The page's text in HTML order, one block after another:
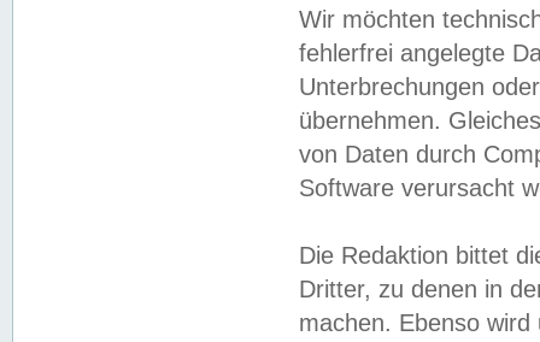
Wir möchten
fehlerfrei angelegte
Unterbrechungen
übernehmen.
von Daten durch
Software verursacht
Die Redaktion bittet
Dritter, zu denen in
machen. Ebenso